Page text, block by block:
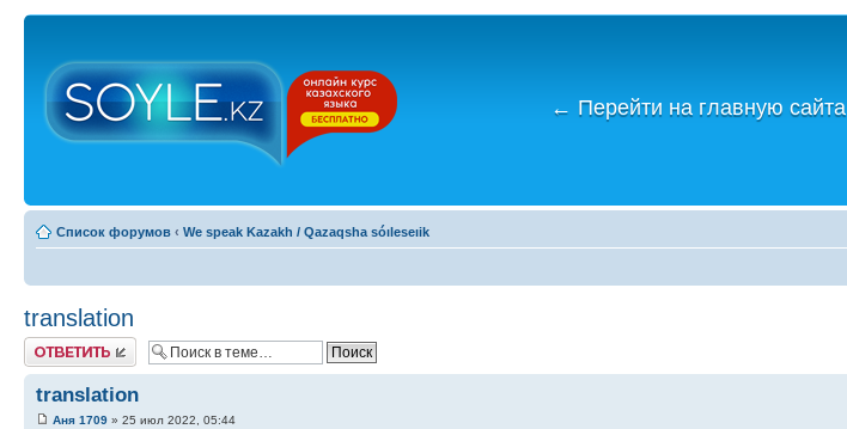
← Перейти на главную сайта
Список форумов ‹ We speak Kazakh / Qazaqsha sóıleseıik
translation
Ответить
translation
Аня 1709 » 25 июл 2022, 05:44